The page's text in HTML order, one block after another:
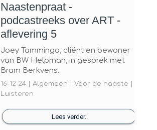
Naastenpraat -
podcastreeks over ART -
aflevering 5
Joey Tamminga, cliënt en bewoner
van BW Helpman, in gesprek met
Bram Berkvens.
16-12-24 | Algemeen | Voor de naaste |
Luisteren
Lees verder..